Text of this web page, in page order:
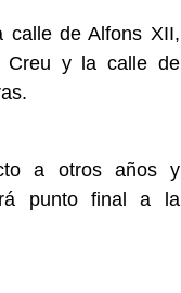
calle de Alfons XII,
Creu y la calle de
a otros años y
punto final a la